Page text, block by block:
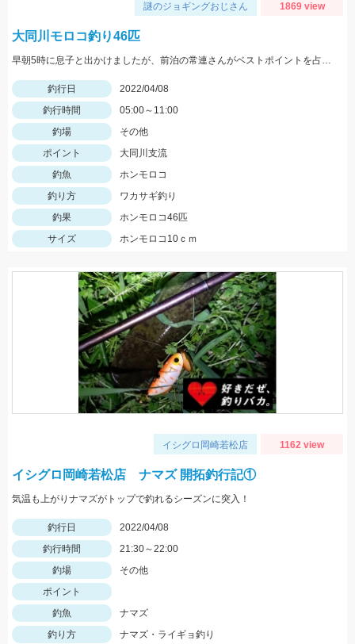
謎のジョギングおじさん 1869 view
大同川モロコ釣り46匹
早朝5時に息子と出かけましたが、前泊の常連さんがベストポイントを占拠していて、周りでしか釣れませんでした。
釣行日
2022/04/08
釣行時間
05:00～11:00
釣場
その他
ポイント
大同川支流
釣魚
ホンモロコ
釣り方
ワカサギ釣り
釣果
ホンモロコ46匹
サイズ
ホンモロコ10ｃｍ
イシグロ岡崎若松店 1162 view
イシグロ岡崎若松店 ナマズ 開拓釣行記①
気温も上がりナマズがトップで釣れるシーズンに突入！
釣行日
2022/04/08
釣行時間
21:30～22:00
釣場
その他
ポイント
釣魚
ナマズ
釣り方
ナマズ・ライギョ釣り